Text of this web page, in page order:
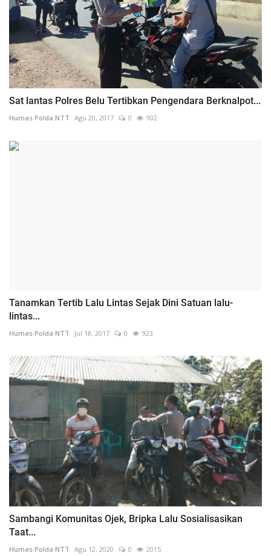
Sat lantas Polres Belu Tertibkan Pengendara Berknalpot...
Humas Polda NTT Agu 20, 2017 0 902
Tanamkan Tertib Lalu Lintas Sejak Dini Satuan lalu-
lintas...
Humas Polda NTT Jul 18, 2017 0 923
Sambangi Komunitas Ojek, Bripka Lalu Sosialisasikan
Taat...
Humas Polda NTT Agu 12, 2020 0 2015